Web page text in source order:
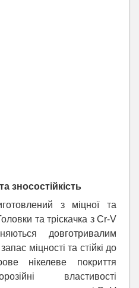
зносостійкість
з міцної та
та тріскачка з Cr-V
довготривалим
міцності та стійкі до
нікелеве покриття
властивості